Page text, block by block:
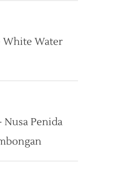
White Water
Nusa Penida